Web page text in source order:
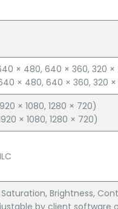
× 480, 640 × 360, 320
× 480, 640 × 360, 320
× 1080, 1280 × 720)
× 1080, 1280 × 720)
Brightness,